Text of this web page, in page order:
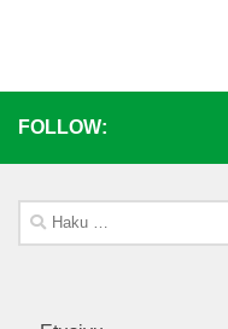
FOLLOW:
Haku: